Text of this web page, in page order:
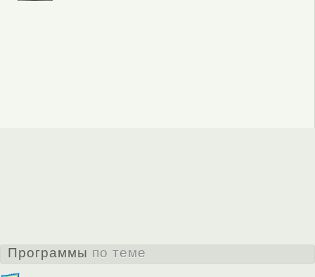
Программы по теме